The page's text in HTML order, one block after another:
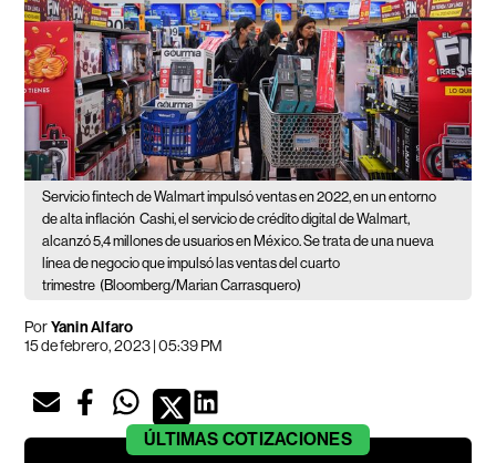
Servicio fintech de Walmart impulsó ventas en 2022, en un entorno
de alta inflación Cashi, el servicio de crédito digital de Walmart,
alcanzó 5,4 millones de usuarios en México. Se trata de una nueva
línea de negocio que impulsó las ventas del cuarto
trimestre (Bloomberg/Marian Carrasquero)
PorYanin Alfaro
15 de febrero, 2023 | 05:39 PM
ÚLTIMAS COTIZACIONES